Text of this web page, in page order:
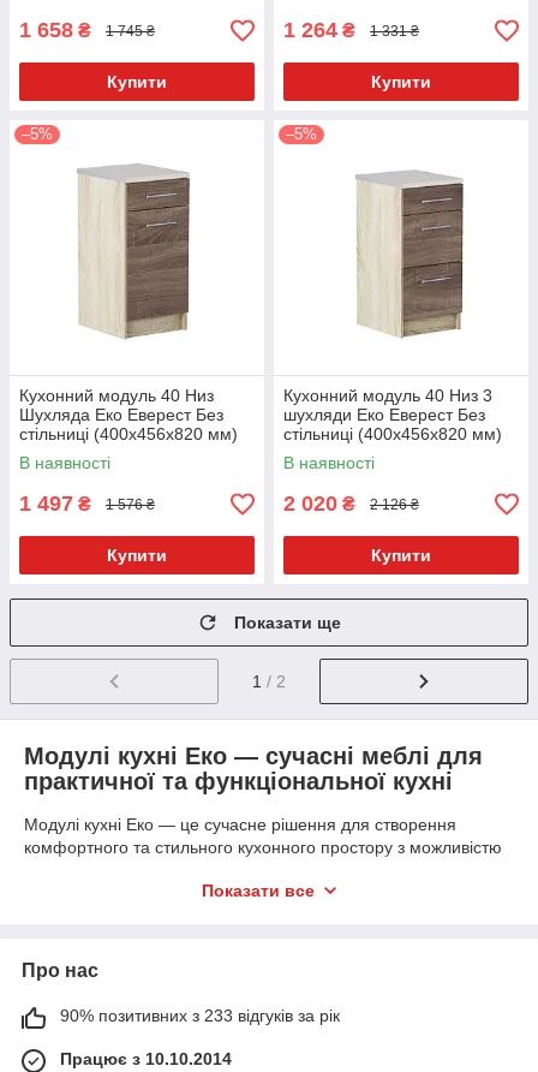
1 658 ₴ 1 745 ₴
Купити
1 264 ₴ 1 331 ₴
Купити
–5%
Кухонний модуль 40 Низ
Шухляда Еко Еверест Без
стільниці (400х456х820 мм)
Сонома/Трюфель
В наявності
1 497 ₴ 1 576 ₴
Купити
–5%
Кухонний модуль 40 Низ 3
шухляди Еко Еверест Без
стільниці (400х456х820 мм)
Сонома/Трюфель
В наявності
2 020 ₴ 2 126 ₴
Купити
Показати ще
1 / 2
Модулі кухні Еко — сучасні меблі для
практичної та функціональної кухні
Модулі кухні Еко — це сучасне рішення для створення
комфортного та стильного кухонного простору з можливістю
дозволяє самостійно обирати необхідні секції та створювати
У каталозі MVK Меблі представлені сучасні модулі кухні Еко у
купити навісні кухонні шафи, підлогові модулі, пенали, секції
кухні.
Показати все
Про нас
90% позитивних з 233 відгуків за рік
Працює з 10.10.2014